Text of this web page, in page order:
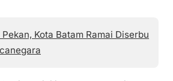
Kota Batam Ramai Diserbu